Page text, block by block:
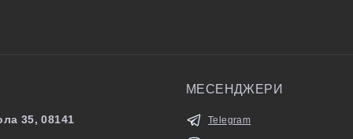
35, 08141
МЕСЕНДЖЕРИ
Telegram